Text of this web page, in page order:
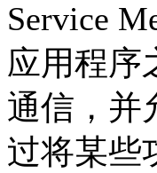
Service
应用程序
通信，并
过将某些